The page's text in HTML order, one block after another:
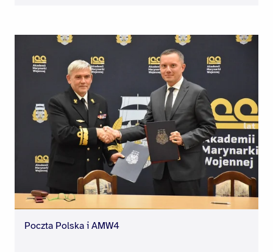
Poczta Polska i AMW4